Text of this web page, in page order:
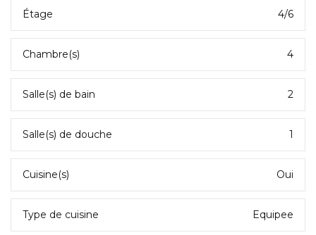
Étage 4/6
Chambre(s) 4
Salle(s) de bain 2
Salle(s) de douche 1
Cuisine(s) Oui
Type de cuisine Equipee